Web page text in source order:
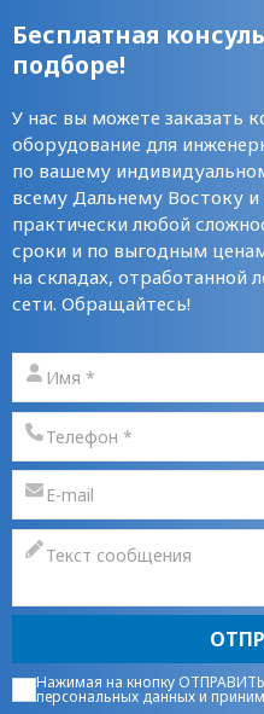
Бесплатная
подборе!
У нас вы можете заказать
оборудование для
по вашему
всему Дальнему Востоку и
практически любой
сроки и по выгодным
на складах, отработанной
сети. Обращайтесь!
Нажимая на кнопку
персональных данныхи